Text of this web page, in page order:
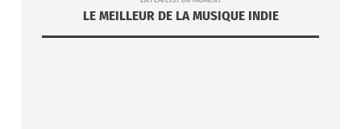
LE MEILLEUR DE LA MUSIQUE INDIE